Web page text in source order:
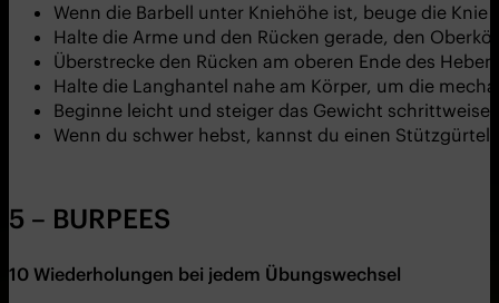
Wenn die Barbell unter Kniehöhe ist, beuge die Knie
Halte die Arme und den Rücken gerade, den
Überstrecke den Rücken am oberen Ende des
Halte die Langhantel nahe am Körper, um die
Beginne leicht und steiger das Gewicht
Wenn du schwer hebst, kannst du einen
5 – BURPEES
10 Wiederholungen bei jedem Übungswechsel